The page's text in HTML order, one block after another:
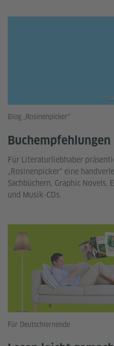
Blog „Rosinenpicker"
Buchempfehlungen
Für Literaturliebhaber
„Rosinenpicker“ eine
Sachbüchern, Graphic Novels,
und Musik-CDs.
©
Für Deutschlernende